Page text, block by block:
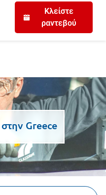
Κλείστε
ραντεβού
στην Greece